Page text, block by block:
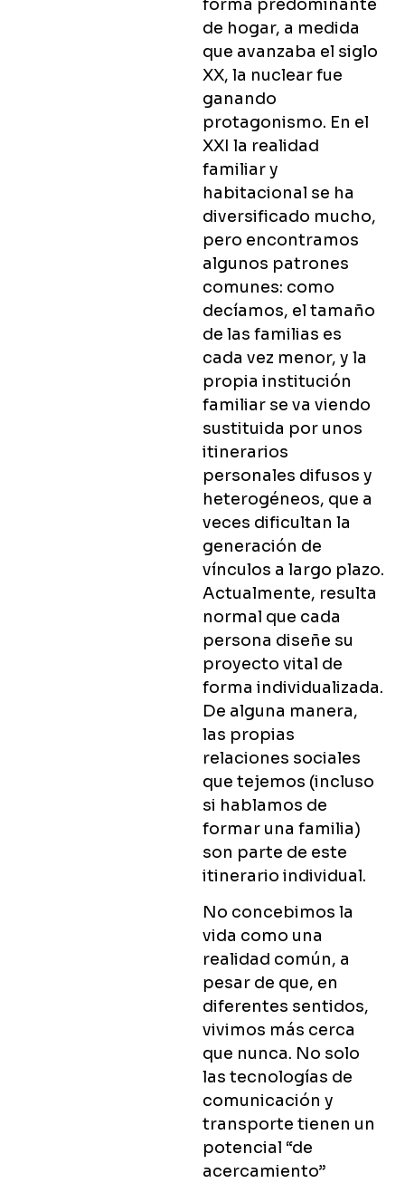
forma predominante
de hogar, a medida
que avanzaba el siglo
XX, la nuclear fue
ganando
protagonismo. En el
XXI la realidad
familiar y
habitacional se ha
diversificado mucho,
pero encontramos
algunos patrones
comunes: como
decíamos, el tamaño
de las familias es
cada vez menor, y la
propia institución
familiar se va viendo
sustituida por unos
itinerarios
personales difusos y
heterogéneos, que a
veces dificultan la
generación de
vínculos a largo plazo.
Actualmente, resulta
normal que cada
persona diseñe su
proyecto vital de
forma individualizada.
De alguna manera,
las propias
relaciones sociales
que tejemos (incluso
si hablamos de
formar una familia)
son parte de este
itinerario individual.
No concebimos la
vida como una
realidad común, a
pesar de que, en
diferentes sentidos,
vivimos más cerca
que nunca. No solo
las tecnologías de
comunicación y
transporte tienen un
potencial “de
acercamiento”